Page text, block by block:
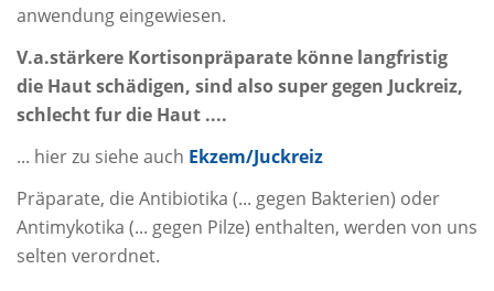
anwendung eingewiesen.
V.a.stärkere Kortisonpräparate könne langfristig
die Haut schädigen, sind also super gegen Juckreiz,
schlecht fur die Haut ....
... hier zu siehe auch Ekzem/Juckreiz
Präparate, die Antibiotika (... gegen Bakterien) oder
Antimykotika (... gegen Pilze) enthalten, werden von uns
selten verordnet.